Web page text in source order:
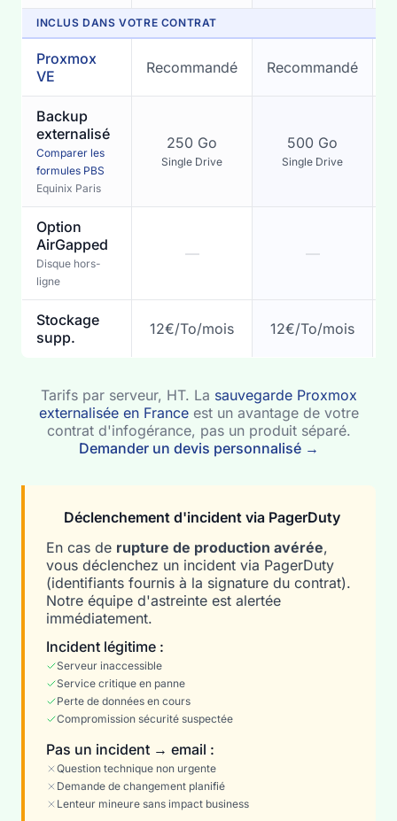
INCLUS DANS VOTRE CONTRAT
Proxmox
VE
Recommandé Recommandé
Backup
externalisé
Comparer les
formules PBS
Equinix Paris
250 Go
Single Drive
500 Go
Single Drive
Option
AirGapped
Disque hors-
ligne
— —
Stockage
supp.
12€/To/mois 12€/To/mois
Tarifs par serveur, HT. La sauvegarde Proxmox
externalisée en Franceest un avantage de votre
contrat d'infogérance, pas un produit séparé.
Demander un devis personnalisé →
Déclenchement d'incident via PagerDuty
En cas de rupture de production avérée,
vous déclenchez un incident via PagerDuty
(identifiants fournis à la signature du contrat).
Notre équipe d'astreinte est alertée
immédiatement.
Incident légitime :
Serveur inaccessible
Service critique en panne
Perte de données en cours
Compromission sécurité suspectée
Pas un incident → email :
Question technique non urgente
Demande de changement planifié
Lenteur mineure sans impact business